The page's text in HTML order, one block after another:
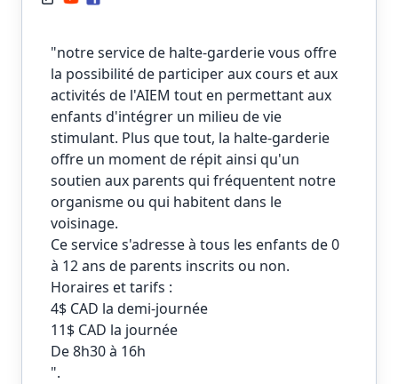
"notre service de halte-garderie vous offre
la possibilité de participer aux cours et aux
activités de l'AIEM tout en permettant aux
enfants d'intégrer un milieu de vie
stimulant. Plus que tout, la halte-garderie
offre un moment de répit ainsi qu'un
soutien aux parents qui fréquentent notre
organisme ou qui habitent dans le
voisinage.
Ce service s'adresse à tous les enfants de 0
à 12 ans de parents inscrits ou non.
Horaires et tarifs :
4$ CAD la demi-journée
11$ CAD la journée
De 8h30 à 16h
".